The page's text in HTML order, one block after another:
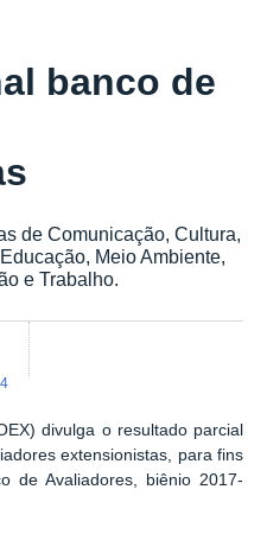
banco de
de Comunicação, Cultura,
Meio Ambiente,
e Trabalho.
divulga o resultado parcial
extensionistas, para fins
de Avaliadores, biênio 2017-